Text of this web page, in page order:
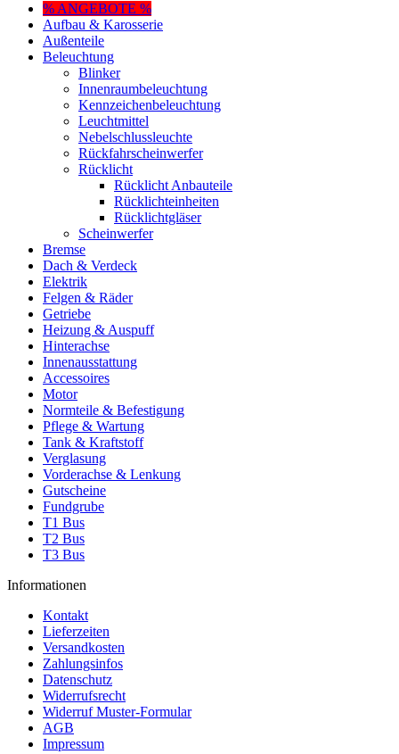
% ANGEBOTE %
Aufbau & Karosserie
Außenteile
Beleuchtung
Blinker
Innenraumbeleuchtung
Kennzeichenbeleuchtung
Leuchtmittel
Nebelschlussleuchte
Rückfahrscheinwerfer
Rücklicht
Rücklicht Anbauteile
Rücklichteinheiten
Rücklichtgläser
Scheinwerfer
Bremse
Dach & Verdeck
Elektrik
Felgen & Räder
Getriebe
Heizung & Auspuff
Hinterachse
Innenausstattung
Accessoires
Motor
Normteile & Befestigung
Pflege & Wartung
Tank & Kraftstoff
Verglasung
Vorderachse & Lenkung
Gutscheine
Fundgrube
T1 Bus
T2 Bus
T3 Bus
Informationen
Kontakt
Lieferzeiten
Versandkosten
Zahlungsinfos
Datenschutz
Widerrufsrecht
Widerruf Muster-Formular
AGB
Impressum